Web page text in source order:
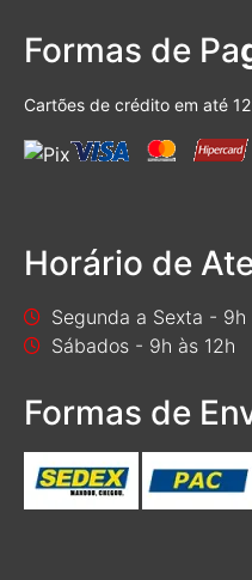
Formas de Pa
Cartões de crédito em até
Horário de
Segunda a Sexta - 9h
Sábados - 9h às 12h
Formas de